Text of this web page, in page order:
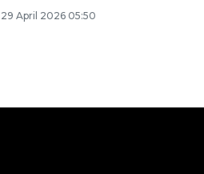
29 April 2026 05:50